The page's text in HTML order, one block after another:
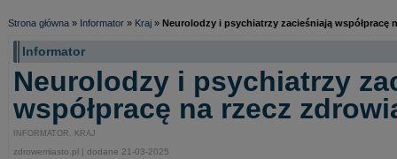
Strona główna » Informator » Kraj » Neurolodzy i psychiatrzy zacieśniają współpracę
Informator
Neurolodzy i psychiatrzy
współpracę na rzecz
INFORMATOR. KRAJ
zdrowemiasto.pl | dodane 21-03-2025